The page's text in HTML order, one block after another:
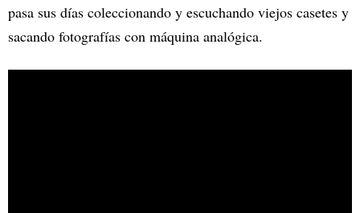
pasa sus días coleccionando y escuchando viejos casetes y
sacando fotografías con máquina analógica.